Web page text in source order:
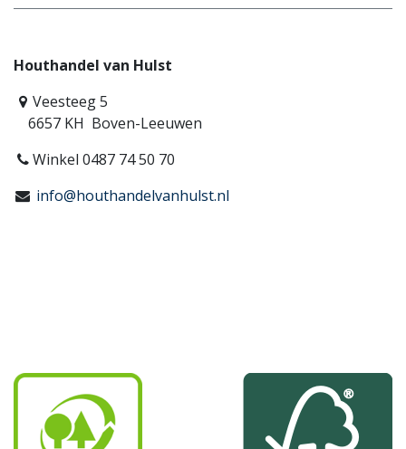
Houthandel van Hulst
Veesteeg 5
6657 KH Boven-Leeuwen
Winkel 0487 74 50 70
info@houthandelvanhulst.nl